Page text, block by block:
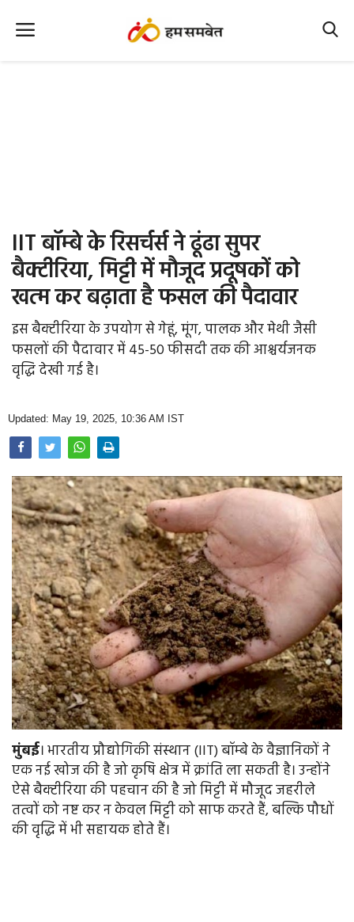
Office Office
Political Gossips
Farm & Food
Opinion
Photo Gallery
Home
IIT बॉम्बे के रिसर्चर्स ने ढूंढा सुपर
बैक्टीरिया, मिट्टी में मौजूद प्रदूषकों को
खत्म कर बढ़ाता है फसल की पैदावार
इस बैक्टीरिया के उपयोग से गेहूं, मूंग, पालक और मेथी जैसी
फसलों की पैदावार में 45-50 फीसदी तक की आश्चर्यजनक
वृद्धि देखी गई है।
Updated: May 19, 2025, 10:36 AM IST
मुंबई। भारतीय प्रौद्योगिकी संस्थान (IIT) बॉम्बे के वैज्ञानिकों ने
एक नई खोज की है जो कृषि क्षेत्र में क्रांति ला सकती है। उन्होंने
ऐसे बैक्टीरिया की पहचान की है जो मिट्टी में मौजूद जहरीले
तत्वों को नष्ट कर न केवल मिट्टी को साफ करते हैं, बल्कि पौधों
की वृद्धि में भी सहायक होते हैं।